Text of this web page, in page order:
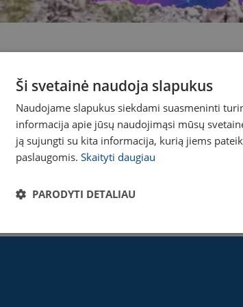
LAISVALAIKIS 2020-04-07
Ši svetainė naudoja slapukus
Naudojame slapukus siekdami suasmeninti
informacija apie jūsų naudojimąsi mūsų
ją sujungti su kita informacija, kurią jiems
paslaugomis. Skaityti daugiau
PARODYTI DETALIAU